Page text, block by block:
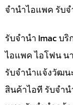
จำนำไอแพค รับ
รับจำนำ Imac บ
ไอแพค ไอโฟน น
รับจํานําแจ้งวัฒน
สินค้าไอที รับจำ